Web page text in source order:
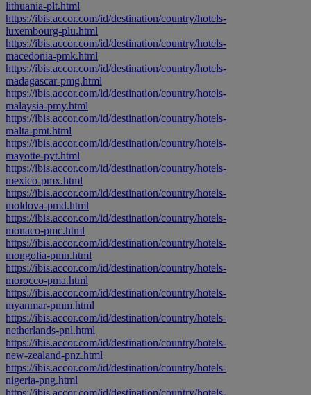
lithuania-plt.html
https://ibis.accor.com/id/destination/country/hotels-
luxembourg-plu.html
https://ibis.accor.com/id/destination/country/hotels-
macedonia-pmk.html
https://ibis.accor.com/id/destination/country/hotels-
madagascar-pmg.html
https://ibis.accor.com/id/destination/country/hotels-
malaysia-pmy.html
https://ibis.accor.com/id/destination/country/hotels-
malta-pmt.html
https://ibis.accor.com/id/destination/country/hotels-
mayotte-pyt.html
https://ibis.accor.com/id/destination/country/hotels-
mexico-pmx.html
https://ibis.accor.com/id/destination/country/hotels-
moldova-pmd.html
https://ibis.accor.com/id/destination/country/hotels-
monaco-pmc.html
https://ibis.accor.com/id/destination/country/hotels-
mongolia-pmn.html
https://ibis.accor.com/id/destination/country/hotels-
morocco-pma.html
https://ibis.accor.com/id/destination/country/hotels-
myanmar-pmm.html
https://ibis.accor.com/id/destination/country/hotels-
netherlands-pnl.html
https://ibis.accor.com/id/destination/country/hotels-
new-zealand-pnz.html
https://ibis.accor.com/id/destination/country/hotels-
nigeria-png.html